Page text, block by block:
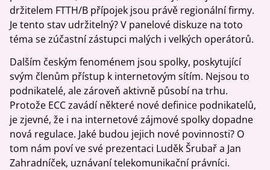
držitelem FTTH/B přípojek jsou právě regionální firmy.
Je tento stav udržitelný? V panelové diskuze na toto
téma se zúčastní zástupci malých i velkých operátorů.
Dalším českým fenoménem jsou spolky, poskytující
svým členům přístup k internetovým sítím. Nejsou to
podnikatelé, ale zároveň aktivně působí na trhu.
Protože ECC zavádí některé nové definice podnikatelů,
je zjevné, že i na internetové zájmové spolky dopadne
nová regulace. Jaké budou jejich nové povinnosti? O
tom nám poví ve své prezentaci Luděk Šrubař a Jan
Zahradníček, uznávaní telekomunikační právníci.